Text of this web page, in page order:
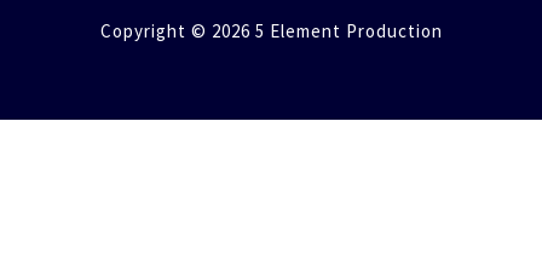
Copyright © 2026 5 Element Production